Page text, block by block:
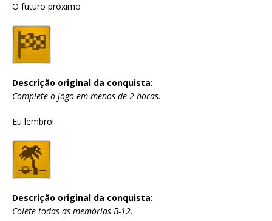
O futuro próximo
Descrição original da conquista:
Complete o jogo em menos de 2 horas.
Eu lembro!
Descrição original da conquista:
Colete todas as memórias B-12.